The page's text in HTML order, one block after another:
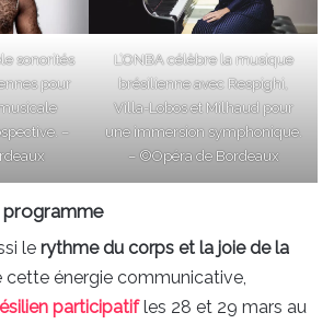
sonorités
pour
–
L’ONBA célèbre la musique
brésilienne avec Respighi,
Villa-Lobos et Milhaud pour
une immersion symphonique.
– ©Opéra de Bordeaux
programme
le rythme du corps et la joie de la
cette énergie communicative,
participatifles 28 et 29 mars au